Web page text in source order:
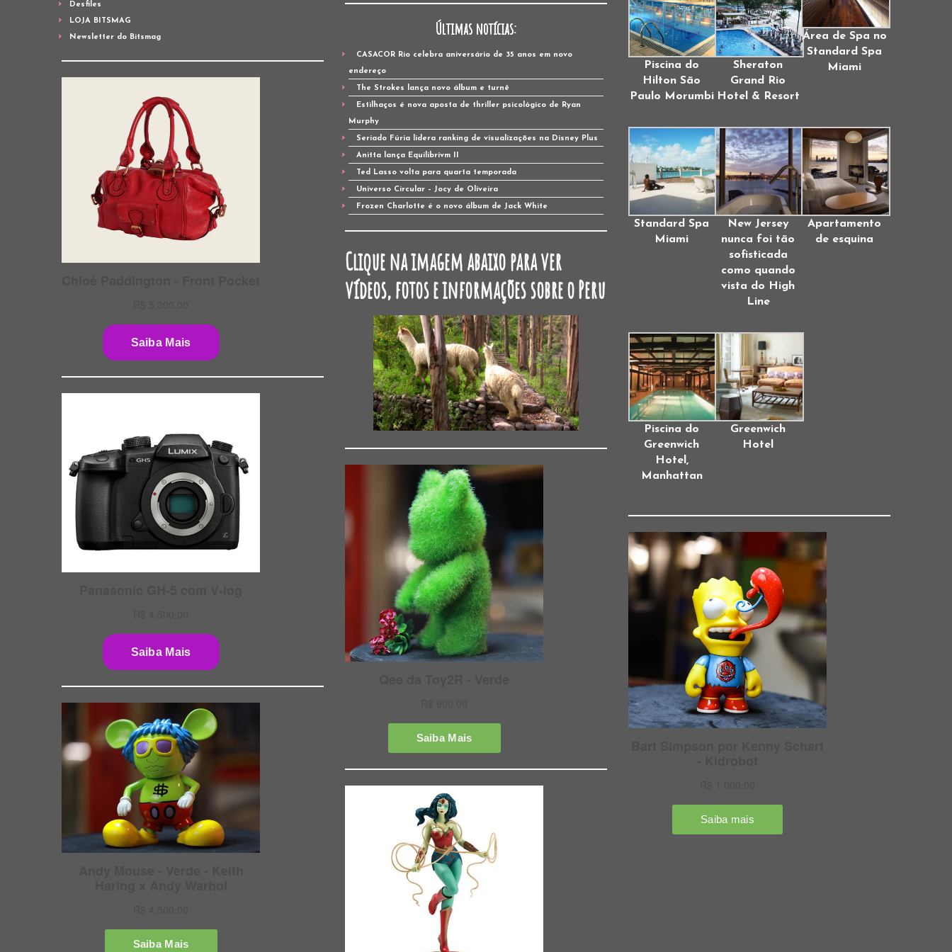
Desfiles
LOJA BITSMAG
Newsletter do Bitsmag Últimas notícias:
CASACOR Rio celebra aniversário de 35 anos em novo
endereço
The Strokes lança novo álbum e turnê
Estilhaços é nova aposta de thriller psicológico de Ryan
Murphy
Seriado Fúria lidera ranking de visualizações na Disney Plus
Anitta lança Equilibrivm II
Ted Lasso volta para quarta temporada
Universo Circular – Jocy de Oliveira
Frozen Charlotte é o novo álbum de Jack White
Clique na imagem abaixo para ver
vídeos, fotos e informações sobre o Peru
Piscina do
Hilton São
Paulo Morumbi
Sheraton
Grand Rio
Hotel & Resort
Área de Spa no
Standard Spa
Miami
Standard Spa
Miami
New Jersey
nunca foi tão
sofisticada
como quando
vista do High
Line
Apartamento
de esquina
Piscina do
Greenwich
Hotel,
Manhattan
Greenwich
Hotel